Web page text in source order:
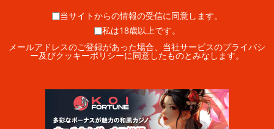
当サイトからの情報の受信に同意します。
私は18歳以上です。
メールアドレスのご登録があった場合、当社サービスのプライバシ
ー及びクッキーポリシーに同意したものとみなします。